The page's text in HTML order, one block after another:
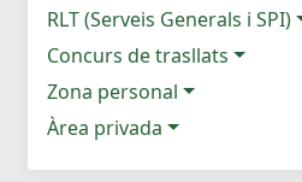
RLT (Serveis Generals i SPI)
Concurs de trasllats
Zona personal
Àrea privada